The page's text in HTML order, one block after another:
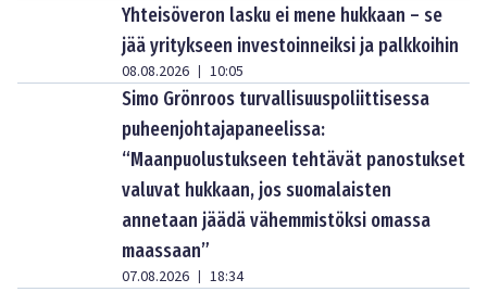
Yhteisöveron lasku ei mene hukkaan – se
jää yritykseen investoinneiksi ja palkkoihin
08.08.2026 | 10:05
Simo Grönroos turvallisuuspoliittisessa
puheenjohtajapaneelissa:
“Maanpuolustukseen tehtävät panostukset
valuvat hukkaan, jos suomalaisten
annetaan jäädä vähemmistöksi omassa
maassaan”
07.08.2026 | 18:34